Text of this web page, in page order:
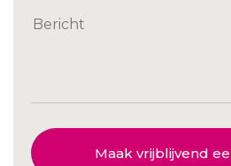
Maak vrijblijvend